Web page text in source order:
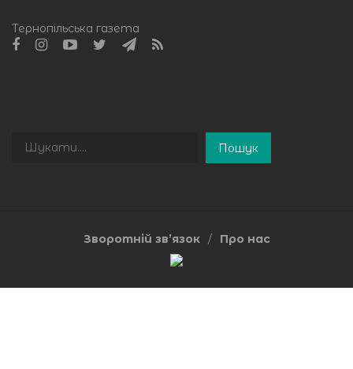
Тернопільська газета
Пошук
Пошук
Зворотній зв’язок Про нас